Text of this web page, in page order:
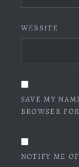
WEBSITE
SAVE MY
BROWSER
NOTIFY ME